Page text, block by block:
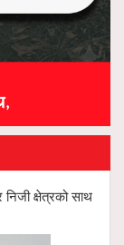
क्षेत्रको साथ